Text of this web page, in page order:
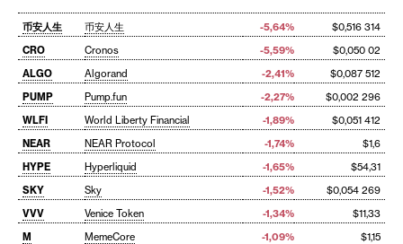
币安人生 币安人生 -5,64%
$0,516 314
CRO
Cronos -5,59%
$0,050 02
ALGO
Algorand -2,41%
$0,087 512
PUMP
Pump.fun -2,27%
$0,002 296
WLFI
World Liberty Financial -1,89%
$0,051 412
NEAR
NEAR Protocol -1,74%
$1,6
HYPE
Hyperliquid -1,65%
$54,31
SKY
Sky -1,52%
$0,054 269
VVV
Venice Token -1,34%
$11,33
M
MemeCore -1,09% $1,15